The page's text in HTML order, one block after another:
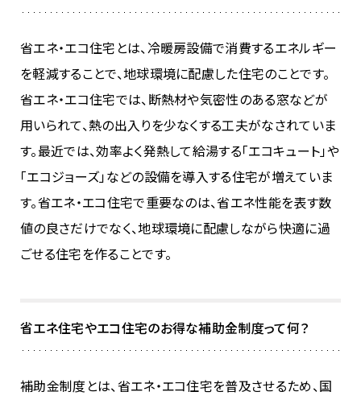
省エネ・エコ住宅とは、冷暖房設備で消費するエネルギー
を軽減することで、地球環境に配慮した住宅のことです。
省エネ・エコ住宅では、断熱材や気密性のある窓などが
用いられて、熱の出入りを少なくする工夫がなされていま
す。最近では、効率よく発熱して給湯する「エコキュート」や
「エコジョーズ」などの設備を導入する住宅が増えていま
す。省エネ・エコ住宅で重要なのは、省エネ性能を表す数
値の良さだけでなく、地球環境に配慮しながら快適に過
ごせる住宅を作ることです。
省エネ住宅やエコ住宅のお得な補助金制度って何？
補助金制度とは、省エネ・エコ住宅を普及させるため、国